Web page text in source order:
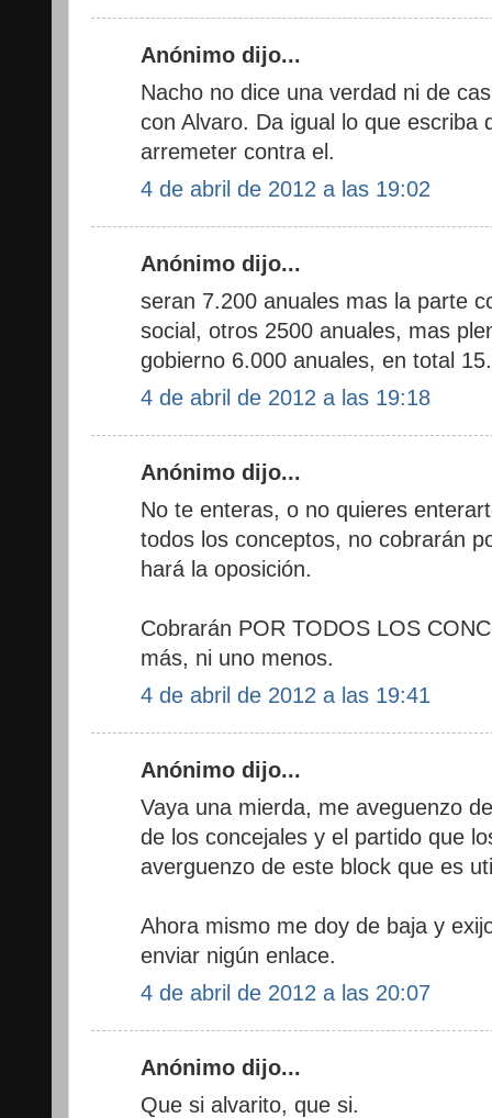
Anónimo dijo...
Nacho no dice una verdad ni de
con Alvaro. Da igual lo que escriba
arremeter contra el.
4 de abril de 2012 a las 19:02
Anónimo dijo...
seran 7.200 anuales mas la parte
social, otros 2500 anuales, mas
gobierno 6.000 anuales, en total
4 de abril de 2012 a las 19:18
Anónimo dijo...
No te enteras, o no quieres
todos los conceptos, no cobrarán
hará la oposición.
Cobrarán POR TODOS LOS
más, ni uno menos.
4 de abril de 2012 a las 19:41
Anónimo dijo...
Vaya una mierda, me aveguenzo
de los concejales y el partido que
averguenzo de este block que es
Ahora mismo me doy de baja y
enviar nigún enlace.
4 de abril de 2012 a las 20:07
Anónimo dijo...
Que si alvarito, que si.